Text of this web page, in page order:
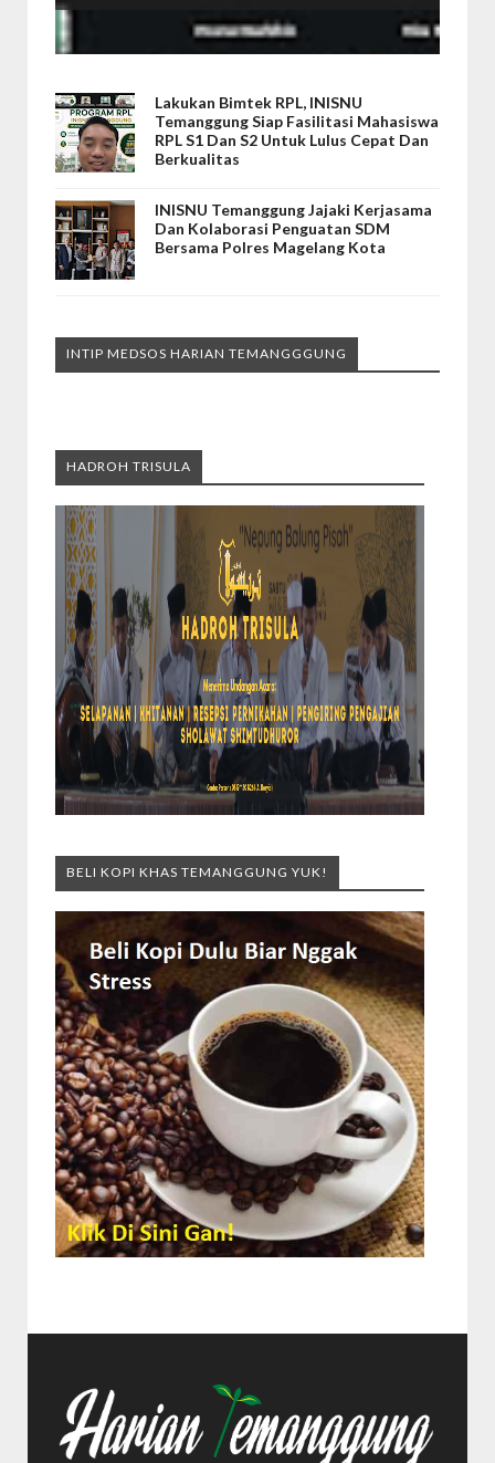
Lakukan Bimtek RPL, INISNU
Temanggung Siap Fasilitasi Mahasiswa
RPL S1 Dan S2 Untuk Lulus Cepat Dan
Berkualitas
INISNU Temanggung Jajaki Kerjasama
Dan Kolaborasi Penguatan SDM
Bersama Polres Magelang Kota
INTIP MEDSOS HARIAN TEMANGGGUNG
HADROH TRISULA
BELI KOPI KHAS TEMANGGUNG YUK!